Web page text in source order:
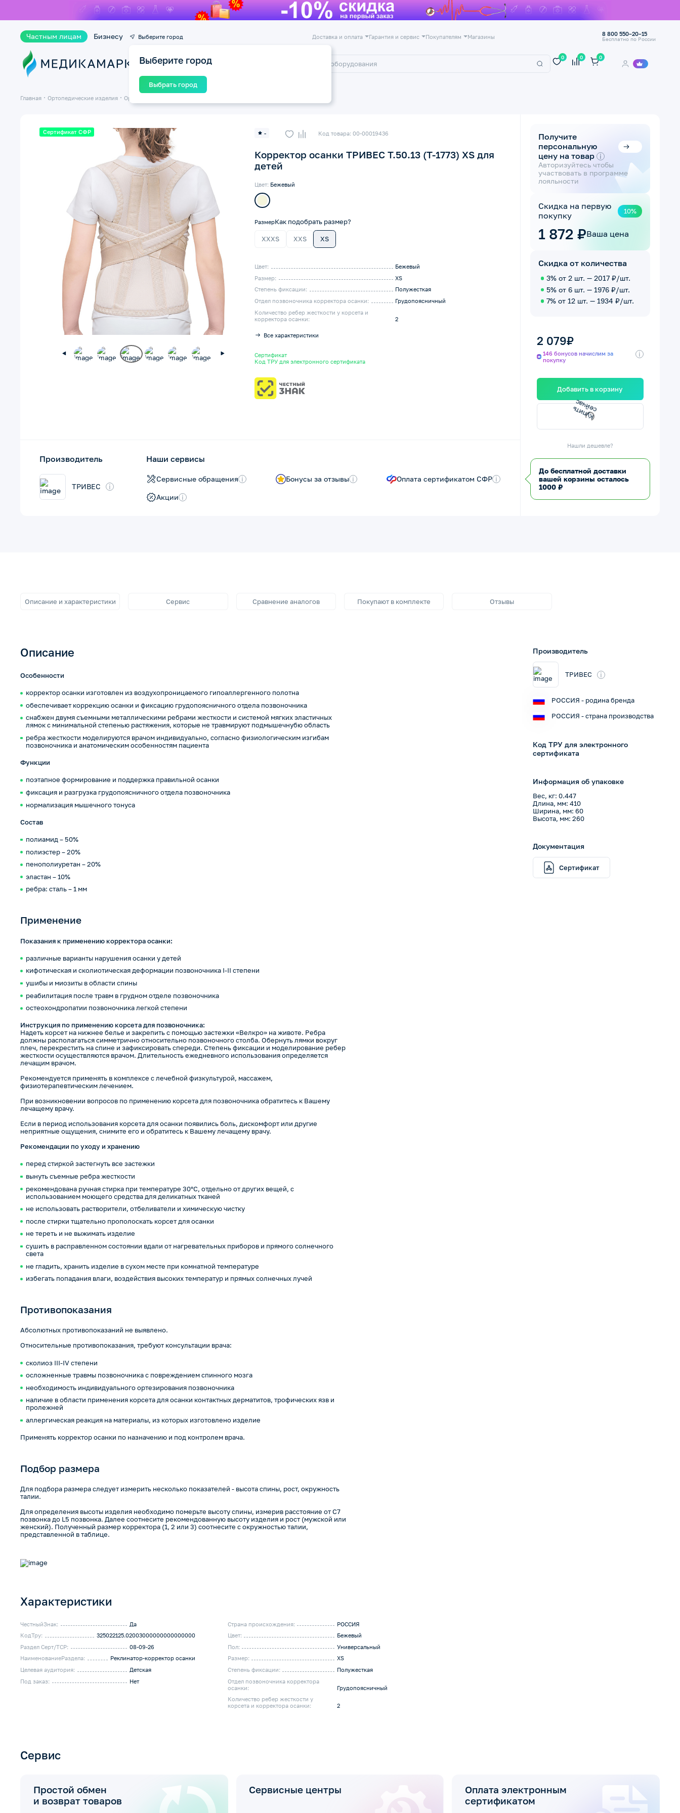
Частным лицам Бизнесу Выберите город
Выберите город
Выбрать город
Доставка и оплата Гарантия и сервис Покупателям Магазины 8 800 550–20–15
Бесплатно по России
Каталог
0 0 0
Главная Ортопедические изделия Ортопедические бандажи и корсеты
Сертификат СФР - Код товара: 00-00019436
Корректор осанки ТРИВЕС Т.50.13 (Т-1773) XS для
детей
Цвет: Бежевый
РазмерКак подобрать размер?
XXXS XXS XS
Цвет:
Бежевый
Размер:
XS
Степень фиксации:
Полужесткая
Отдел позвоночника корректора осанки:
Грудопоясничный
Количество ребер жесткости у корсета и
корректора осанки:
2
Все характеристики
Сертификат
Код ТРУ для электронного сертификата
Производитель
ТРИВЕС i
Наши сервисы
Сервисные обращения i Бонусы за отзывы i Оплата сертификатом СФР i
Акции i
Получите
персональную
цену на товар i
Авторизуйтесь чтобы
участвовать в программе
лояльности
Скидка на первую
покупку
10%
1 872 ₽Ваша цена
Скидка от количества
3% от 2 шт. — 2017 ₽/шт.
5% от 6 шт. — 1976 ₽/шт.
7% от 12 шт. — 1934 ₽/шт.
2 079₽
146 бонусов начислим за
покупку
i
Добавить в корзину
К
у
п
и
т
ь
с
е
й
ч
а
с
Нашли дешевле?
До бесплатной доставки
вашей корзины осталось
1000 ₽
Описание и характеристики Сервис Сравнение аналогов Покупают в комплекте Отзывы
Описание
Особенности
корректор осанки изготовлен из воздухопроницаемого гипоаллергенного полотна
обеспечивает коррекцию осанки и фиксацию грудопоясничного отдела позвоночника
снабжен двумя съемными металлическими ребрами жесткости и системой мягких эластичных
лямок с минимальной степенью растяжения, которые не травмируют подмышечнубю область
ребра жесткости моделируются врачом индивидуально, согласно физиологическим изгибам
позвоночника и анатомическим особенностям пациента
Функции
поэтапное формирование и поддержка правильной осанки
фиксация и разгрузка грудопоясничного отдела позвоночника
нормализация мышечного тонуса
Состав
полиамид – 50%
полиэстер – 20%
пенополиуретан – 20%
эластан – 10%
ребра: сталь – 1 мм
Применение
Показания к применению корректора осанки:
различные варианты нарушения осанки у детей
кифотическая и сколиотическая деформации позвоночника I-II степени
ушибы и миозиты в области спины
реабилитация после травм в грудном отделе позвоночника
остеохондропатии позвоночника легкой степени
Инструкция по применению корсета для позвоночника:
Надеть корсет на нижнее белье и закрепить с помощью застежки «Велкро» на животе. Ребра
должны располагаться симметрично относительно позвоночного столба. Обернуть лямки вокруг
плеч, перекрестить на спине и зафиксировать спереди. Степень фиксации и моделирование ребер
жесткости осуществляются врачом. Длительность ежедневного использования определяется
лечащим врачом.
Рекомендуется применять в комплексе с лечебной физкультурой, массажем,
физиотерапевтическим лечением.
При возникновении вопросов по применению корсета для позвоночника обратитесь к Вашему
лечащему врачу.
Если в период использования корсета для осанки появились боль, дискомфорт или другие
неприятные ощущения, снимите его и обратитесь к Вашему лечащему врачу.
Рекомендации по уходу и хранению
перед стиркой застегнуть все застежки
вынуть съемные ребра жесткости
рекомендована ручная стирка при температуре 30°C, отдельно от других вещей, с
использованием моющего средства для деликатных тканей
не использовать растворители, отбеливатели и химическую чистку
после стирки тщательно прополоскать корсет для осанки
не тереть и не выжимать изделие
сушить в расправленном состоянии вдали от нагревательных приборов и прямого солнечного
света
не гладить, хранить изделие в сухом месте при комнатной температуре
избегать попадания влаги, воздействия высоких температур и прямых солнечных лучей
Противопоказания
Абсолютных противопоказаний не выявлено.
Относительные противопоказания, требуют консультации врача:
сколиоз III-IV степени
осложненные травмы позвоночника с повреждением спинного мозга
необходимость индивидуального ортезирования позвоночника
наличие в области применения корсета для осанки контактных дерматитов, трофических язв и
пролежней
аллергическая реакция на материалы, из которых изготовлено изделие
Применять корректор осанки по назначению и под контролем врача.
Подбор размера
Для подбора размера следует измерить несколько показателей - высота спины, рост, окружность
талии.
Для определения высоты изделия необходимо померьте высоту спины, измерив расстояние от C7
позвонка до L5 позвонка. Далее соотнесите рекомендованную высоту изделия и рост (мужской или
женский). Полученный размер корректора (1, 2 или 3) соотнесите с окружностью талии,
представленной в таблице.
Характеристики
ЧестныйЗнак:
Да
КодТру:
325022125.02003000000000000000
Раздел Серт/ТСР:
08-09-26
НаименованиеРаздела:
Реклинатор-корректор осанки
Целевая аудитория:
Детская
Под заказ:
Нет
Страна происхождения:
РОССИЯ
Цвет:
Бежевый
Пол:
Универсальный
Размер:
XS
Степень фиксации:
Полужесткая
Отдел позвоночника корректора
осанки:
Грудопоясничный
Количество ребер жесткости у
корсета и корректора осанки:
2
Производитель
ТРИВЕС i
РОССИЯ - родина бренда
РОССИЯ - страна производства
Код ТРУ для электронного
сертификата
Информация об упаковке
Вес, кг: 0.447
Длина, мм: 410
Ширина, мм: 60
Высота, мм: 260
Документация
Сертификат
Сервис
Простой обмен
и возврат товаров
Сервисные центры
Оплата электронным
сертификатом